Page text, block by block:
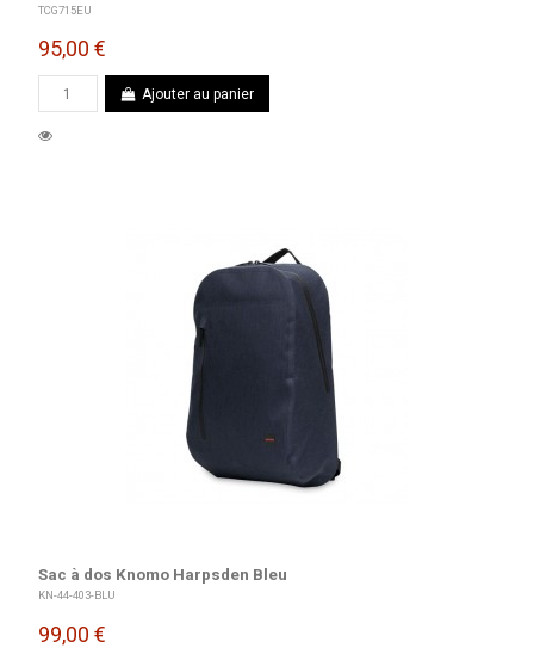
TCG715EU
95,00 €
Ajouter au panier
Sac à dos Knomo Harpsden Bleu
KN-44-403-BLU
99,00 €